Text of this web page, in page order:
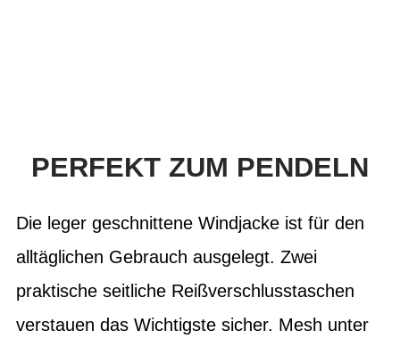
PERFEKT ZUM PENDELN
Die leger geschnittene Windjacke ist für den
alltäglichen Gebrauch ausgelegt. Zwei
praktische seitliche Reißverschlusstaschen
verstauen das Wichtigste sicher. Mesh unter